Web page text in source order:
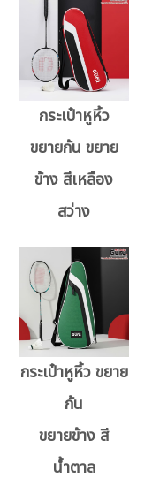
กระเป๋าหูหิ้ว
ขยายก้น ขยาย
ข้าง สีเหลือง
สว่าง
กระเป๋าหูหิ้ว ขยาย
ก้น
ขยายข้าง สี
น้ำตาล